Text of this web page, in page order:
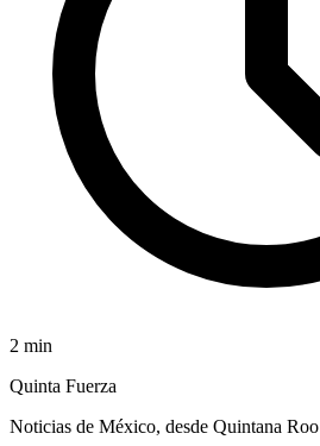
2 min
Quinta Fuerza
Noticias de México, desde Quintana Roo